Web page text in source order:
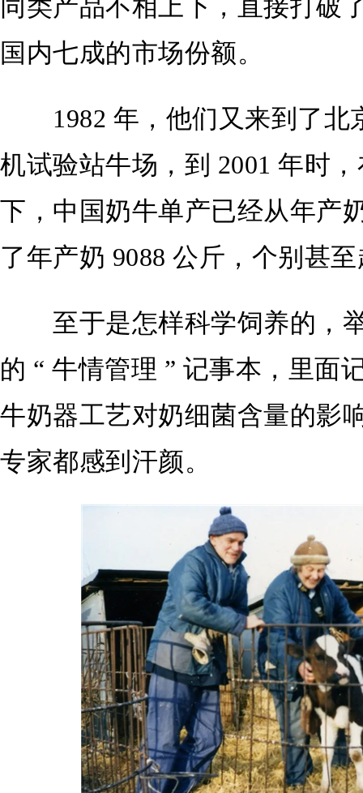
同类产品不相上下，直接打破
国内七成的市场份额。
1982 年，他们又来到了北
机试验站牛场，到 2001 年时
下，中国奶牛单产已经从年产
了年产奶 9088 公斤，个别甚
至于是怎样科学饲养的，
的 “ 牛情管理 ” 记事本，里面
牛奶器工艺对奶细菌含量的影
专家都感到汗颜。